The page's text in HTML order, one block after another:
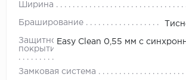
Ширина
Браширование
Защитное
покрытие
Easy Clean 0,55 мм с
Замковая система